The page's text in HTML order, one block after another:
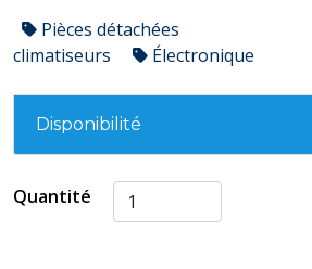
Pièces détachées
climatiseurs
Électronique
Disponibilité
Quantité